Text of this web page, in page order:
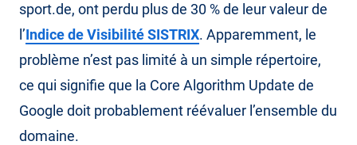
sport.de, ont perdu plus de 30 % de leur valeur de
l’Indice de Visibilité SISTRIX. Apparemment, le
problème n’est pas limité à un simple répertoire,
ce qui signifie que la Core Algorithm Update de
Google doit probablement réévaluer l’ensemble du
domaine.